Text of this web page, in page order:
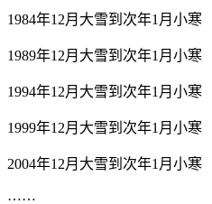
1984年12月大雪到次年1月小寒
1989年12月大雪到次年1月小寒
1994年12月大雪到次年1月小寒
1999年12月大雪到次年1月小寒
2004年12月大雪到次年1月小寒
……